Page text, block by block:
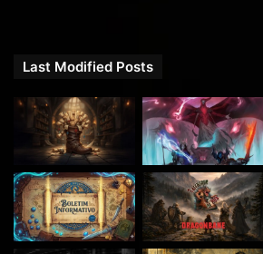
Last Modified Posts